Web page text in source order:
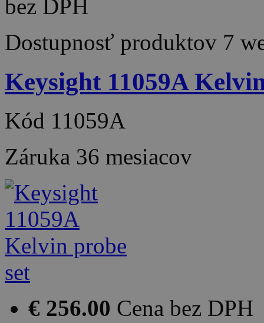
bez DPH
Dostupnosť produktov 7
Keysight 11059A
Kód 11059A
Záruka 36 mesiacov
€ 256.00 Cena bez DPH